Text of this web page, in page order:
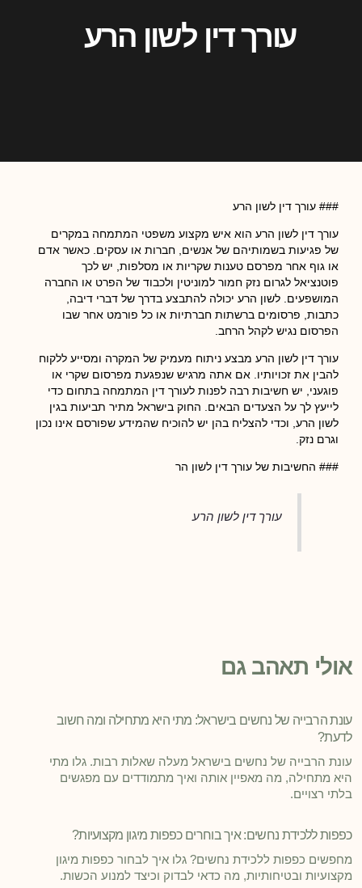
עורך דין לשון הרע
### עורך דין לשון הרע
עורך דין לשון הרע הוא איש מקצוע משפטי המתמחה במקרים
של פגיעות בשמותיהם של אנשים, חברות או עסקים. כאשר אדם
או גוף אחר מפרסם טענות שקריות או מסלפות, יש לכך
פוטנציאל לגרום נזק חמור למוניטין ולכבוד של הפרט או החברה
המושפעים. לשון הרע יכולה להתבצע בדרך של דברי דיבה,
כתבות, פרסומים ברשתות חברתיות או כל פורמט אחר שבו
הפרסום נגיש לקהל הרחב.
עורך דין לשון הרע מבצע ניתוח מעמיק של המקרה ומסייע ללקוח
להבין את זכויותיו. אם אתה מרגיש שנפגעת מפרסום שקרי או
פוגעני, יש חשיבות רבה לפנות לעורך דין המתמחה בתחום כדי
לייעץ לך על הצעדים הבאים. החוק בישראל מתיר תביעות בגין
לשון הרע, וכדי להצליח בהן יש להוכיח שהמידע שפורסם אינו נכון
וגרם נזק.
### החשיבות של עורך דין לשון הר
עורך דין לשון הרע
אולי תאהב גם
עונת הרבייה של נחשים בישראל: מתי היא מתחילה ומה חשוב
לדעת?
עונת הרבייה של נחשים בישראל מעלה שאלות רבות. גלו מתי
היא מתחילה, מה מאפיין אותה ואיך מתמודדים עם מפגשים
בלתי רצויים.
כפפות ללכידת נחשים: איך בוחרים כפפות מיגון מקצועיות?
מחפשים כפפות ללכידת נחשים? גלו איך לבחור כפפות מיגון
מקצועיות ובטיחותיות, מה כדאי לבדוק וכיצד למנוע הכשות.